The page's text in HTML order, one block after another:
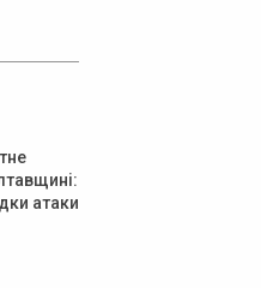
атаки